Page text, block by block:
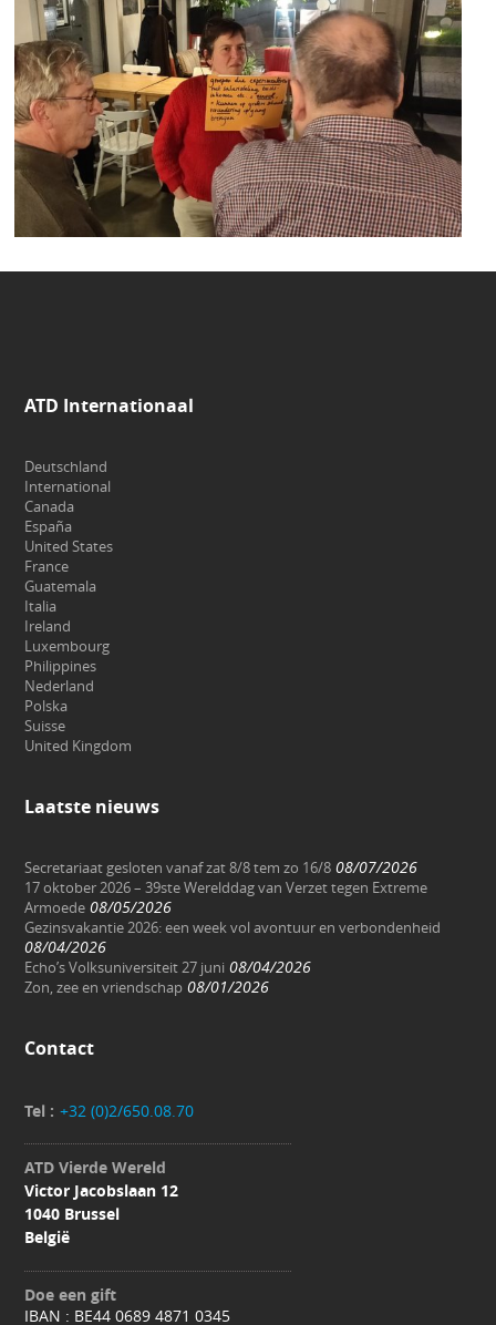
ATD Internationaal
Deutschland
International
Canada
España
United States
France
Guatemala
Italia
Ireland
Luxembourg
Philippines
Nederland
Polska
Suisse
United Kingdom
Laatste nieuws
Secretariaat gesloten vanaf zat 8/8 tem zo 16/8 08/07/2026
17 oktober 2026 – 39ste Werelddag van Verzet tegen Extreme
Armoede 08/05/2026
Gezinsvakantie 2026: een week vol avontuur en verbondenheid
08/04/2026
Echo’s Volksuniversiteit 27 juni 08/04/2026
Zon, zee en vriendschap 08/01/2026
Contact
Tel : +32 (0)2/650.08.70
ATD Vierde Wereld
Victor Jacobslaan 12
1040 Brussel
België
Doe een gift
IBAN : BE44 0689 4871 0345